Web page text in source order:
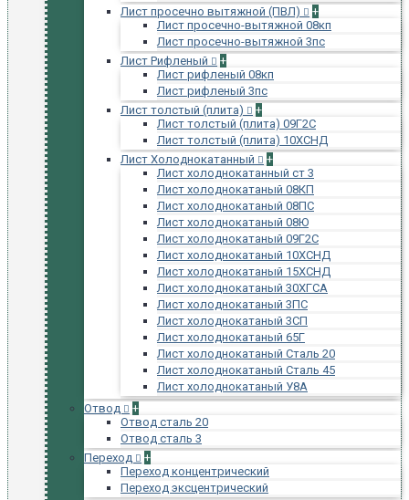
Лист просечно вытяжной (ПВЛ)
+
Лист просечно-вытяжной 08кп
Лист просечно-вытяжной 3пс
Лист Рифленый
+
Лист рифленый 08кп
Лист рифленый 3пс
Лист толстый (плита)
+
Лист толстый (плита) 09Г2С
Лист толстый (плита) 10ХСНД
Лист Холоднокатанный
+
Лист холоднокатанный ст 3
Лист холоднокатаный 08КП
Лист холоднокатаный 08ПС
Лист холоднокатаный 08Ю
Лист холоднокатаный 09Г2С
Лист холоднокатаный 10ХСНД
Лист холоднокатаный 15ХСНД
Лист холоднокатаный 30ХГСА
Лист холоднокатаный 3ПС
Лист холоднокатаный 3СП
Лист холоднокатаный 65Г
Лист холоднокатаный Сталь 20
Лист холоднокатаный Сталь 45
Лист холоднокатаный У8А
Отвод
+
Отвод сталь 20
Отвод сталь 3
Переход
+
Переход концентрический
Переход эксцентрический